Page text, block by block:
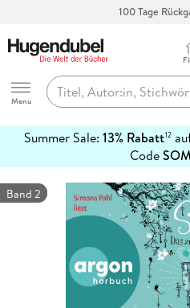
100 Tage
Hugendubel
Menu
Summer Sale: 13% Rabatt12
Code
erfahren
Band 2